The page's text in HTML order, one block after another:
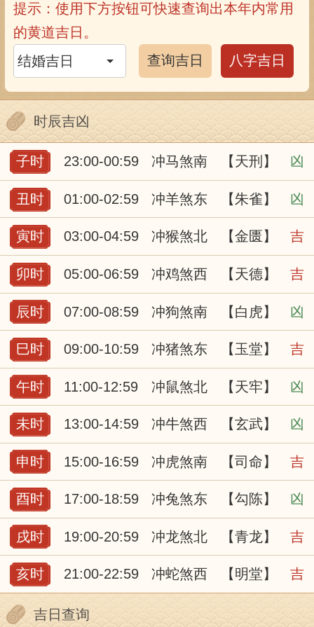
提示：使用下方按钮可快速查询出本年内常用
的黄道吉日。
查询吉日
八字吉日
时辰吉凶
子时 23:00-00:59 冲马煞南 【天刑】 凶
丑时 01:00-02:59 冲羊煞东 【朱雀】 凶
寅时 03:00-04:59 冲猴煞北 【金匮】 吉
卯时 05:00-06:59 冲鸡煞西 【天德】 吉
辰时 07:00-08:59 冲狗煞南 【白虎】 凶
巳时 09:00-10:59 冲猪煞东 【玉堂】 吉
午时 11:00-12:59 冲鼠煞北 【天牢】 凶
未时 13:00-14:59 冲牛煞西 【玄武】 凶
申时 15:00-16:59 冲虎煞南 【司命】 吉
酉时 17:00-18:59 冲兔煞东 【勾陈】 凶
戌时 19:00-20:59 冲龙煞北 【青龙】 吉
亥时 21:00-22:59 冲蛇煞西 【明堂】 吉
吉日查询